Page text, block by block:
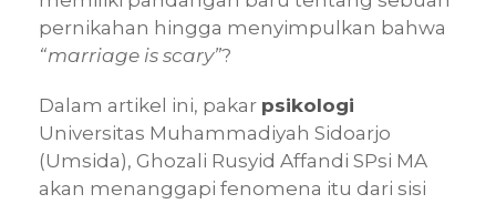
pernikahan hingga menyimpulkan bahwa
“marriage is scary”?
Dalam artikel ini, pakar psikologi
Universitas Muhammadiyah Sidoarjo
(Umsida), Ghozali Rusyid Affandi SPsi MA
akan menanggapi fenomena itu dari sisi